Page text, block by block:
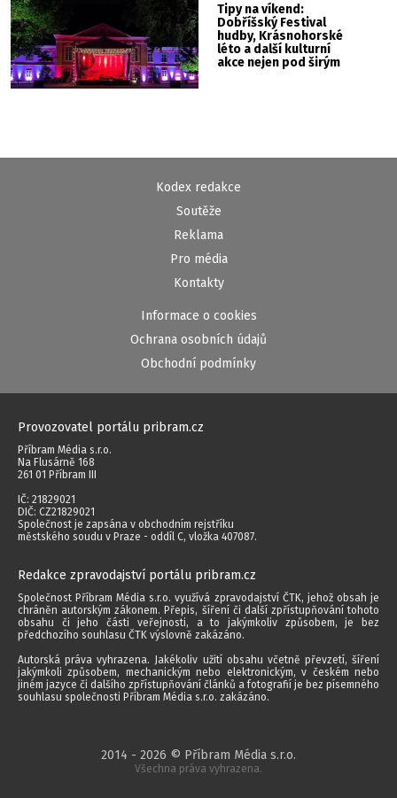
Tipy na víkend:
Dobříšský Festival
hudby, Krásnohorské
léto a další kulturní
akce nejen pod širým
Kodex redakce
Soutěže
Reklama
Pro média
Kontakty
Informace o cookies
Ochrana osobních údajů
Obchodní podmínky
Provozovatel portálu pribram.cz
Příbram Média s.r.o.
Na Flusárně 168
261 01 Příbram III
IČ: 21829021
DIČ: CZ21829021
Společnost je zapsána v obchodním rejstříku
městského soudu v Praze - oddíl C, vložka 407087.
Redakce zpravodajství portálu pribram.cz
Společnost Příbram Média s.r.o. využívá zpravodajství ČTK, jehož obsah je
chráněn autorským zákonem. Přepis, šíření či další zpřístupňování tohoto
obsahu či jeho části veřejnosti, a to jakýmkoliv způsobem, je bez
předchozího souhlasu ČTK výslovně zakázáno.
Autorská práva vyhrazena. Jakékoliv užití obsahu včetně převzetí, šíření
jakýmkoli způsobem, mechanickým nebo elektronickým, v českém nebo
jiném jazyce či dalšího zpřístupňování článků a fotografií je bez písemného
souhlasu společnosti Příbram Média s.r.o. zakázáno.
2014 - 2026 © Příbram Média s.r.o.
Všechna práva vyhrazena.